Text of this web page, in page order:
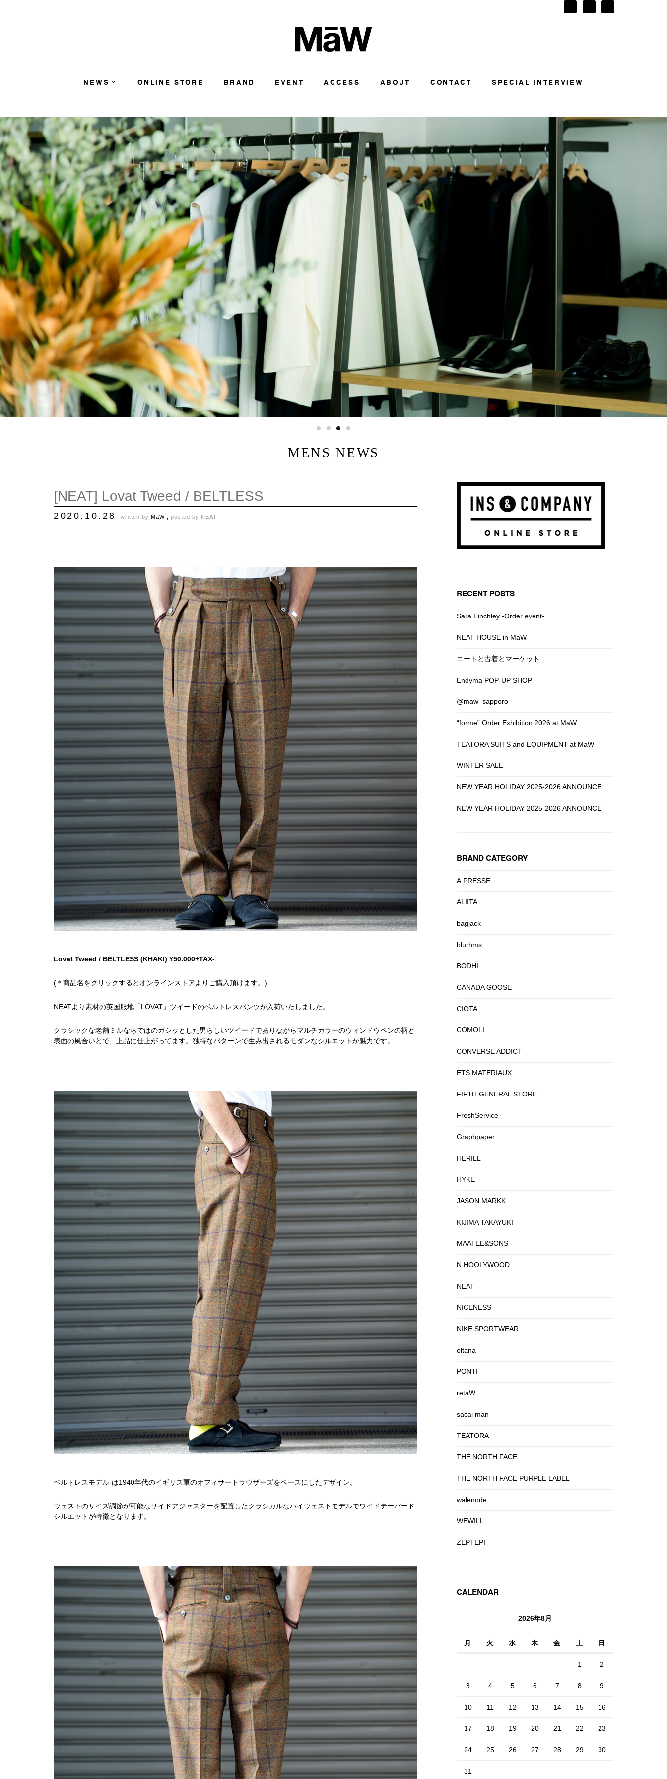
NEWS ONLINE STORE BRAND EVENT ACCESS ABOUT CONTACT SPECIAL INTERVIEW
MENS NEWS
[NEAT] Lovat Tweed / BELTLESS
2020.10.28 written by MaW , posted by NEAT
Lovat Tweed / BELTLESS (KHAKI) ¥50.000+TAX-
(＊商品名をクリックするとオンラインストアよりご購入頂けます。)
NEATより素材の英国服地「LOVAT」ツイードのベルトレスパンツが入荷いたしました。
クラシックな老舗ミルならではのガシッとした男らしいツイードでありながらマルチカラーのウィンドウペンの柄と
表面の風合いとで、上品に仕上がってます。独特なパターンで生み出されるモダンなシルエットが魅力です。
ベルトレスモデル”は1940年代のイギリス軍のオフィサートラウザーズをベースにしたデザイン。
ウェストのサイズ調節が可能なサイドアジャスターを配置したクラシカルなハイウェストモデルでワイドテーパード
シルエットが特徴となります。
RECENT POSTS
Sara Finchley -Order event-
NEAT HOUSE in MaW
ニートと古着とマーケット
Endyma POP-UP SHOP
@maw_sapporo
“forme” Order Exhibition 2026 at MaW
TEATORA SUITS and EQUIPMENT at MaW
WINTER SALE
NEW YEAR HOLIDAY 2025-2026 ANNOUNCE
NEW YEAR HOLIDAY 2025-2026 ANNOUNCE
BRAND CATEGORY
A.PRESSE
ALIITA
bagjack
blurhms
BODHI
CANADA GOOSE
CIOTA
COMOLI
CONVERSE ADDICT
ETS.MATERIAUX
FIFTH GENERAL STORE
FreshService
Graphpaper
HERILL
HYKE
JASON MARKK
KIJIMA TAKAYUKI
MAATEE&SONS
N.HOOLYWOOD
NEAT
NICENESS
NIKE SPORTWEAR
oltana
PONTI
retaW
sacai man
TEATORA
THE NORTH FACE
THE NORTH FACE PURPLE LABEL
walenode
WEWILL
ZEPTEPI
CALENDAR
2026年8月
月 火 水 木 金 土 日
1 2
3 4 5 6 7 8 9
10 11 12 13 14 15 16
17 18 19 20 21 22 23
24 25 26 27 28 29 30
31